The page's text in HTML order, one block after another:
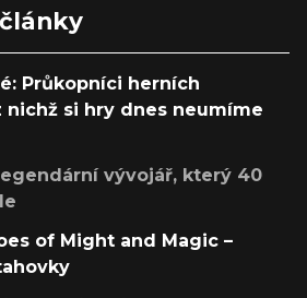
Průkopníci herních
nichž si hry dnes neumíme
vývojář, který 40
of Might and Magic –